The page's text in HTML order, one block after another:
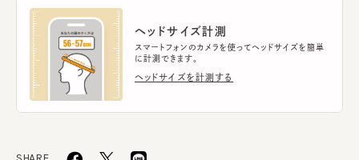
ヘッドサイズ計測
スマートフォンのカメラを使ってヘッドサイズを簡単
に計測できます。
ヘッドサイズを計測する